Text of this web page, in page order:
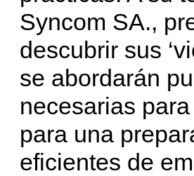
Syncom SA.,
descubrir sus
se abordarán
necesarias
para una
eficientes de